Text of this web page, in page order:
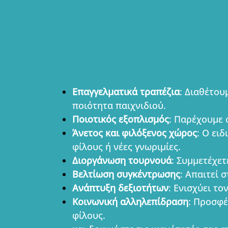
Επαγγελματικά τραπέζια:
ποιότητα παιχνιδιού.
Ποιοτικός εξοπλισμός: Παρέχουμε
Άνετος και φιλόξενος χώρος: Ο
φίλους ή νέες γνωριμίες.
Διοργάνωση τουρνουά:
Βελτίωση συγκέντρωσης: Απαιτεί
Ανάπτυξη δεξιοτήτων: Ενισχύει
Κοινωνική αλληλεπίδραση:
φίλους.